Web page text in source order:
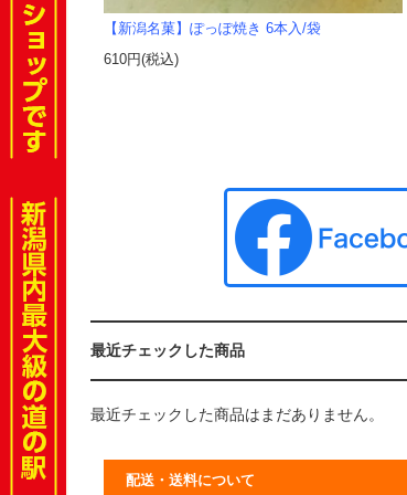
【新潟名菓】ぽっぽ焼き 6本入/袋
610円(税込)
最近チェックした商品
最近チェックした商品はまだありません。
配送・送料について